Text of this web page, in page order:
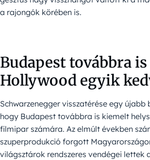
a rajongók körében is.
Budapest továbbra is
Hollywood egyik
Schwarzenegger visszatérése egy újabb
hogy Budapest továbbra is kiemelt
filmipar számára. Az elmúlt években
szuperprodukció forgott
világsztárok rendszeres vendégei lettek